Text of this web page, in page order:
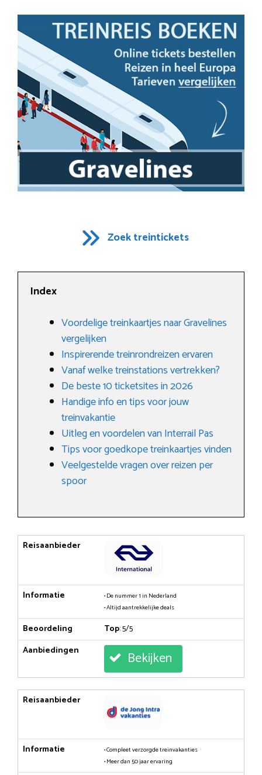
Zoek treintickets
Index
Voordelige treinkaartjes naar Gravelines
vergelijken
Inspirerende treinrondreizen ervaren
Vanaf welke treinstations vertrekken?
De beste 10 ticketsites in 2026
Handige info en tips voor jouw
treinvakantie
Uitleg en voordelen van Interrail Pas
Tips voor goedkope treinkaartjes vinden
Veelgestelde vragen over reizen per
spoor
Reisaanbieder
Informatie
• De nummer 1 in Nederland
• Altijd aantrekkelijke deals
Beoordeling Top: 5/5
Aanbiedingen
Bekijken
Reisaanbieder
Informatie
• Compleet verzorgde treinvakanties
• Meer dan 50 jaar ervaring